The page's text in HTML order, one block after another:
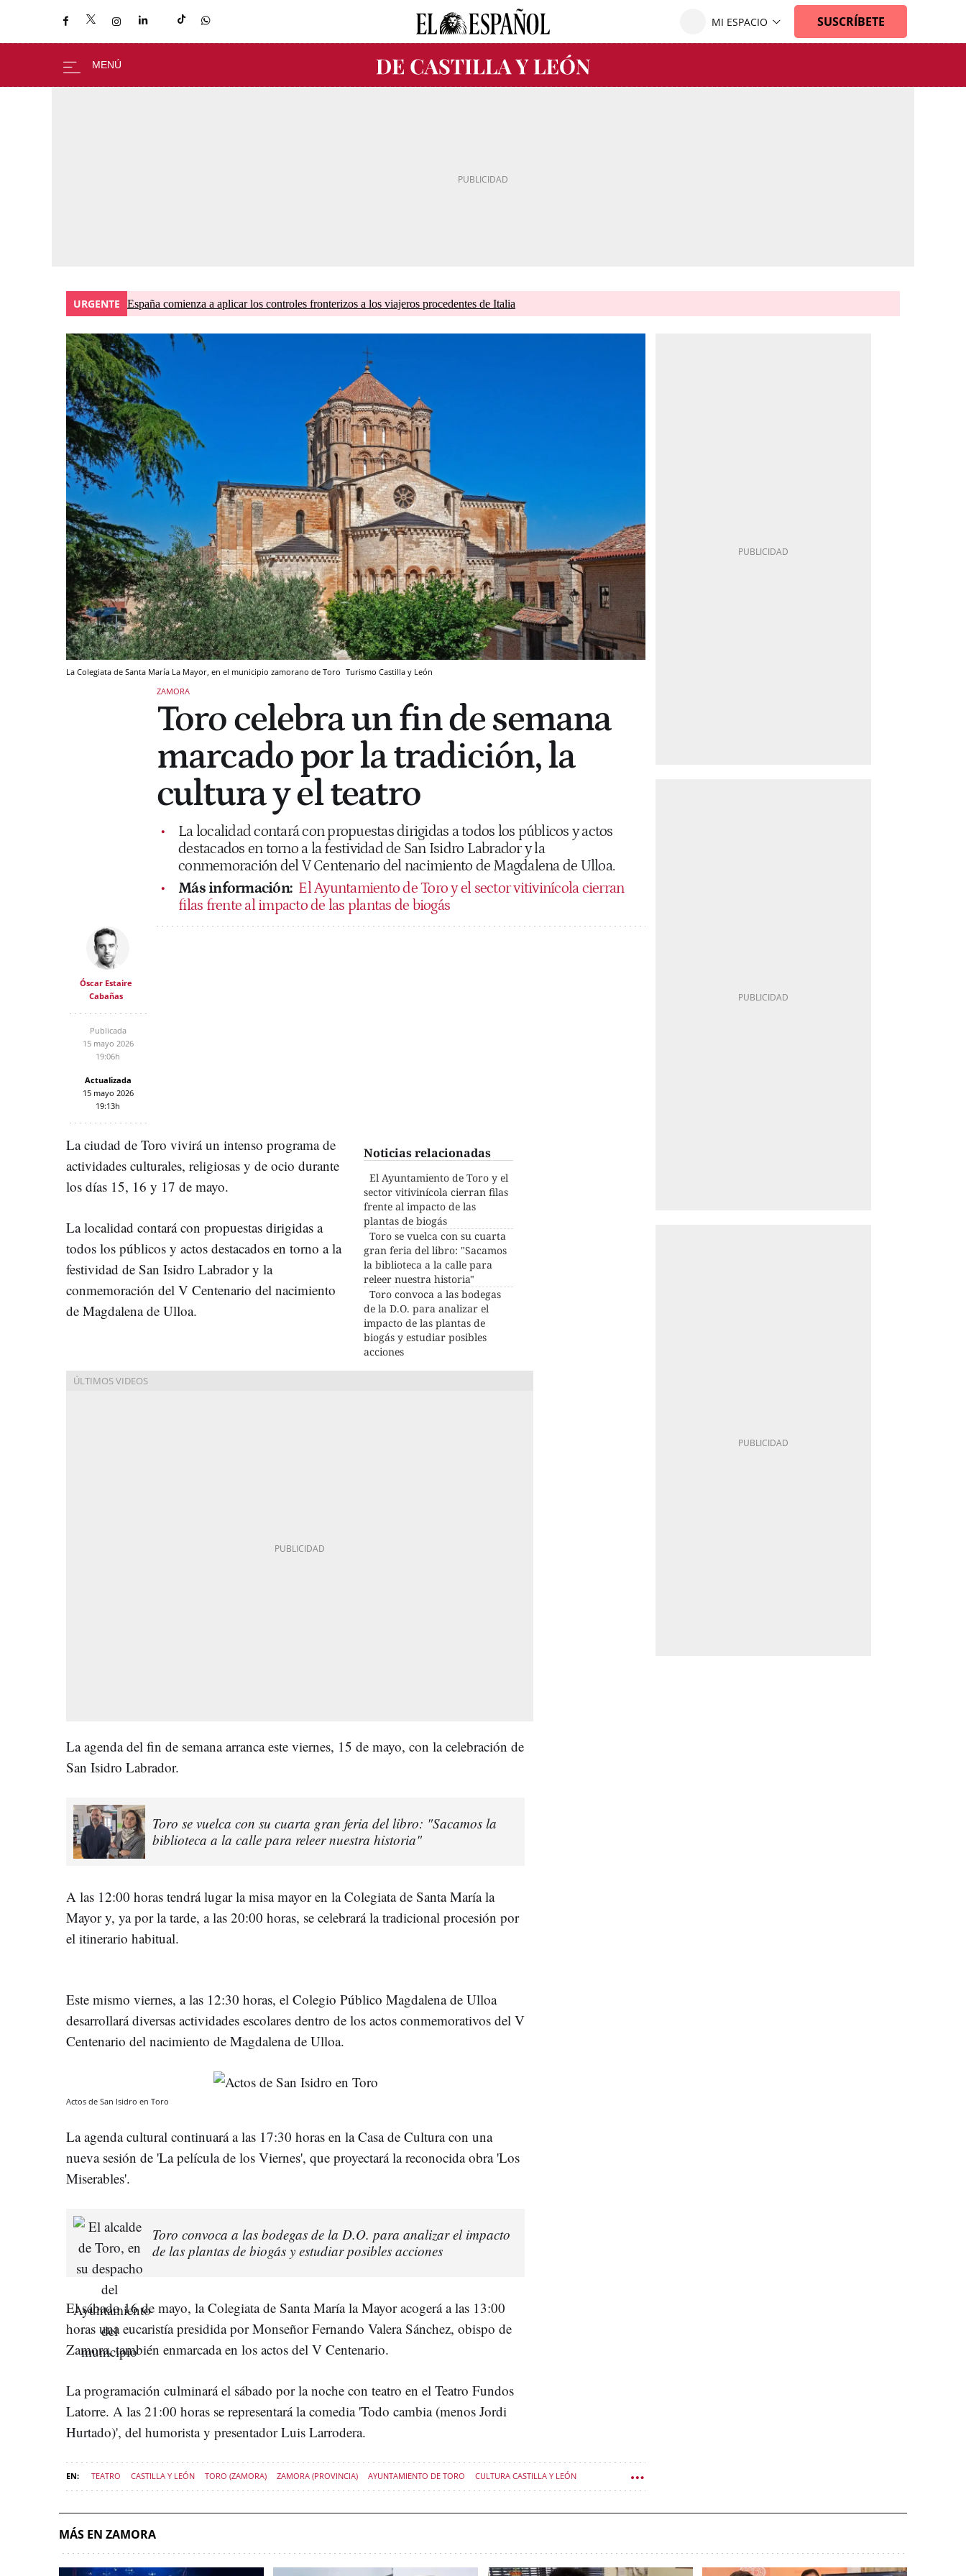
URGENTE España comienza a aplicar los controles fronterizos a los viajeros procedentes de Italia
La Colegiata de Santa María La Mayor, en el municipio zamorano de Toro Turismo Castilla y León
ZAMORA
Toro celebra un fin de semana
marcado por la tradición, la
cultura y el teatro
La localidad contará con propuestas dirigidas a todos los públicos y actos
destacados en torno a la festividad de San Isidro Labrador y la
conmemoración del V Centenario del nacimiento de Magdalena de Ulloa.
Más información: El Ayuntamiento de Toro y el sector vitivinícola cierran
filas frente al impacto de las plantas de biogás
Óscar Estaire
Cabañas
Publicada
15 mayo 2026
19:06h
Actualizada
15 mayo 2026
19:13h
Noticias relacionadas
El Ayuntamiento de Toro y el
sector vitivinícola cierran filas
frente al impacto de las
plantas de biogás
Toro se vuelca con su cuarta
gran feria del libro: "Sacamos
la biblioteca a la calle para
releer nuestra historia"
Toro convoca a las bodegas
de la D.O. para analizar el
impacto de las plantas de
biogás y estudiar posibles
acciones
La ciudad de Toro vivirá un intenso programa de
actividades culturales, religiosas y de ocio durante
los días 15, 16 y 17 de mayo.
La localidad contará con propuestas dirigidas a
todos los públicos y actos destacados en torno a la
festividad de San Isidro Labrador y la
conmemoración del V Centenario del nacimiento
de Magdalena de Ulloa.
La agenda del fin de semana arranca este viernes, 15 de mayo, con la celebración de
San Isidro Labrador.
Toro se vuelca con su cuarta gran feria del libro: "Sacamos la
biblioteca a la calle para releer nuestra historia"
A las 12:00 horas tendrá lugar la misa mayor en la Colegiata de Santa María la
Mayor y, ya por la tarde, a las 20:00 horas, se celebrará la tradicional procesión por
el itinerario habitual.
Este mismo viernes, a las 12:30 horas, el Colegio Público Magdalena de Ulloa
desarrollará diversas actividades escolares dentro de los actos conmemorativos del V
Centenario del nacimiento de Magdalena de Ulloa.
Actos de San Isidro en Toro
La agenda cultural continuará a las 17:30 horas en la Casa de Cultura con una
nueva sesión de 'La película de los Viernes', que proyectará la reconocida obra 'Los
Miserables'.
Toro convoca a las bodegas de la D.O. para analizar el impacto
de las plantas de biogás y estudiar posibles acciones
El sábado 16 de mayo, la Colegiata de Santa María la Mayor acogerá a las 13:00
horas una eucaristía presidida por Monseñor Fernando Valera Sánchez, obispo de
Zamora, también enmarcada en los actos del V Centenario.
La programación culminará el sábado por la noche con teatro en el Teatro Fundos
Latorre. A las 21:00 horas se representará la comedia 'Todo cambia (menos Jordi
Hurtado)', del humorista y presentador Luis Larrodera.
TEATRO CASTILLA Y LEÓN TORO (ZAMORA) ZAMORA (PROVINCIA) AYUNTAMIENTO DE TORO CULTURA CASTILLA Y LEÓN
MÁS EN ZAMORA